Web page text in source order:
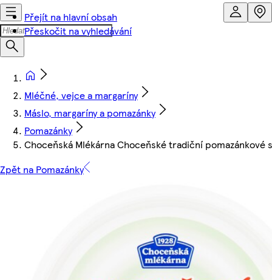
Přejít na hlavní obsah
Přeskočit na vyhledávání
Mléčné, vejce a margaríny
Máslo, margaríny a pomazánky
Pomazánky
Choceňská Mlékárna Choceňské tradiční pomazánkové
Zpět na Pomazánky